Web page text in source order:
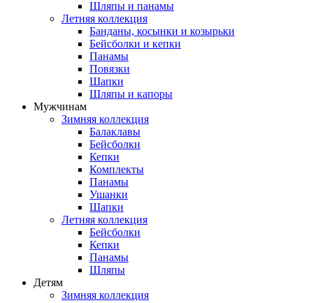
Шляпы и панамы
Летняя коллекция
Банданы, косынки и козырьки
Бейсболки и кепки
Панамы
Повязки
Шапки
Шляпы и капоры
Мужчинам
Зимняя коллекция
Балаклавы
Бейсболки
Кепки
Комплекты
Панамы
Ушанки
Шапки
Летняя коллекция
Бейсболки
Кепки
Панамы
Шляпы
Детям
Зимняя коллекция